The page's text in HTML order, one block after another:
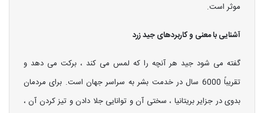
موثر است.
آشنایی با معنی و کاربردهای جید زرد
گفته می شود جید هر آنچه را که لمس می کند ، برکت می دهد و
تقریباً 6000 سال در خدمت بشر به سراسر جهان است. برای مردمان
بدوی در جزایر بریتانیا ، سختی آن و توانایی جلا دادن و تیز کردن آن ،